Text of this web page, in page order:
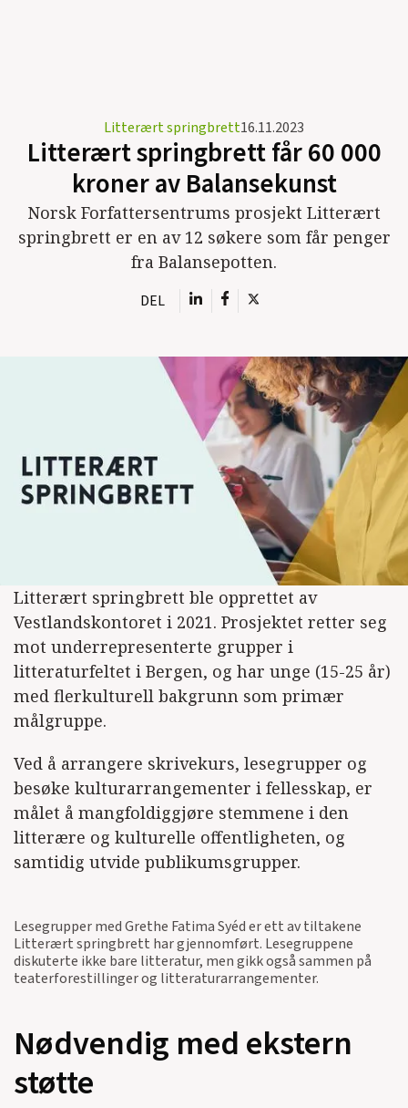
Litterært springbrett16.11.2023
Litterært springbrett får 60 000
kroner av Balansekunst
Norsk Forfattersentrums prosjekt Litterært
springbrett er en av 12 søkere som får penger
fra Balansepotten.
DEL
Litterært springbrett ble opprettet av
Vestlandskontoret i 2021. Prosjektet retter seg
mot underrepresenterte grupper i
litteraturfeltet i Bergen, og har unge (15-25 år)
med flerkulturell bakgrunn som primær
målgruppe.
Ved å arrangere skrivekurs, lesegrupper og
besøke kulturarrangementer i fellesskap, er
målet å mangfoldiggjøre stemmene i den
litterære og kulturelle offentligheten, og
samtidig utvide publikumsgrupper.
Lesegrupper med Grethe Fatima Syéd er ett av tiltakene
Litterært springbrett har gjennomført. Lesegruppene
diskuterte ikke bare litteratur, men gikk også sammen på
teaterforestillinger og litteraturarrangementer.
Nødvendig med ekstern
støtte